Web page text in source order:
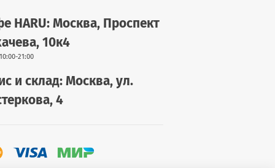
HARU: Москва, Проспект
10к4
21:00
и склад: Москва, ул.
4